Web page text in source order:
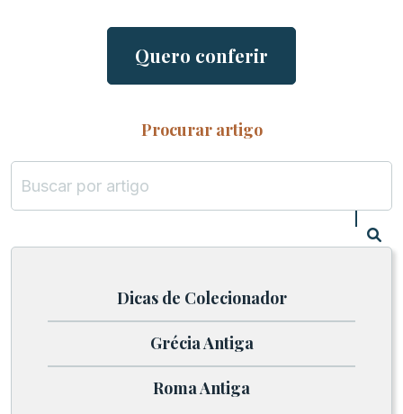
Quero conferir
Procurar artigo
Dicas de Colecionador
Grécia Antiga
Roma Antiga